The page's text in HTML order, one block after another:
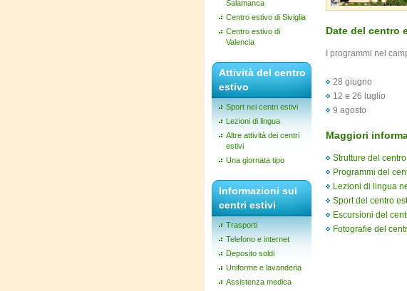
Salamanca
Centro estivo di Siviglia
Centro estivo di
Valencia
Attività del centro
estivo
Sport nei centri estivi
Lezioni di lingua
Altre attività dei centri
estivi
Una giornata tipo
Informazioni sui
centri estivi
Trasporti
Telefono e internet
Deposito soldi
Uniforme e lavanderia
Assistenza medica
Date del centro
I programmi nel
28 giugno
12 e 26 luglio
9 agosto
Maggiori
Strutture del
Programmi del
Lezioni di lingua
Sport del centro
Escursioni del
Fotografie del